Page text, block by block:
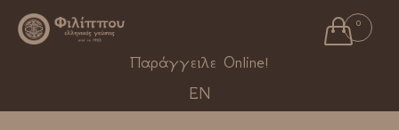
 0
Παράγγειλε Online!
EN